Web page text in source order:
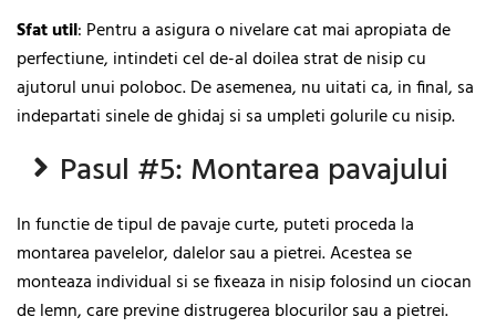
Sfatutil: Pentru a asigura o nivelare cat mai apropiata de
perfectiune, intindeti cel de-al doilea strat de nisip cu
ajutorul unui poloboc. De asemenea, nu uitati ca, in final, sa
indepartati sinele de ghidaj si sa umpleti golurile cu nisip.
Pasul #5: Montarea pavajului
In functie de tipul de pavaje curte, puteti proceda la
montarea pavelelor, dalelor sau a pietrei. Acestea se
monteaza individual si se fixeaza in nisip folosind un ciocan
de lemn, care previne distrugerea blocurilor sau a pietrei.